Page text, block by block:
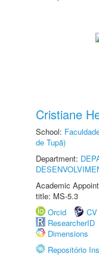
Cristiane
School:
de Tupã)
Department:
Academic
title: MS-5.3
Orcid
ResearcherID
Dimensions
Repositório